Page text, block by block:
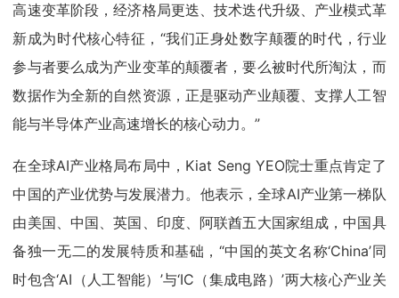
高速变革阶段，经济格局更迭、技术迭代升级、产业模式革
新成为时代核心特征，“我们正身处数字颠覆的时代，行业
参与者要么成为产业变革的颠覆者，要么被时代所淘汰，而
数据作为全新的自然资源，正是驱动产业颠覆、支撑人工智
能与半导体产业高速增长的核心动力。”
在全球AI产业格局布局中，Kiat Seng YEO院士重点肯定了
中国的产业优势与发展潜力。他表示，全球AI产业第一梯队
由美国、中国、英国、印度、阿联酋五大国家组成，中国具
备独一无二的发展特质和基础，“中国的英文名称‘China’同
时包含‘AI（人工智能）’与‘IC（集成电路）’两大核心产业关